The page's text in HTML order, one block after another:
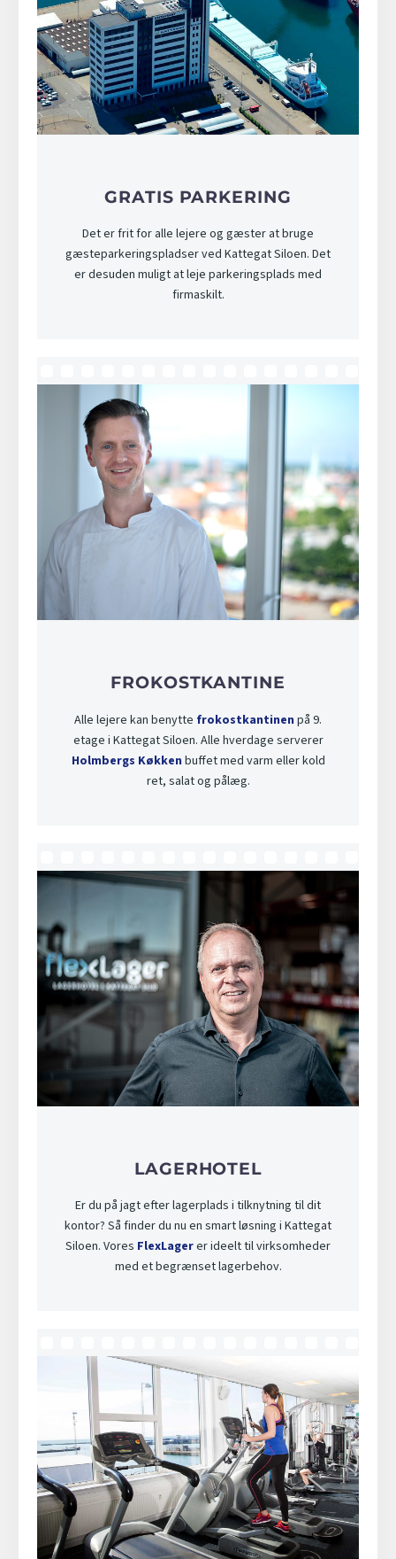
GRATIS PARKERING
Det er frit for alle lejere og gæster at bruge
gæsteparkeringspladser ved Kattegat Siloen. Det
er desuden muligt at leje parkeringsplads med
firmaskilt.
FROKOSTKANTINE
Alle lejere kan benytte frokostkantinen på 9.
etage i Kattegat Siloen. Alle hverdage serverer
Holmbergs Køkken buffet med varm eller kold
ret, salat og pålæg.
LAGERHOTEL
Er du på jagt efter lagerplads i tilknytning til dit
kontor? Så finder du nu en smart løsning i Kattegat
Siloen. Vores FlexLagerer ideelt til virksomheder
med et begrænset lagerbehov.